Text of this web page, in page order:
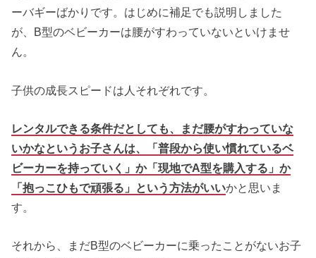
ーバギーばかりです。はじめに補足でも説明しました
が、B型のベビーカーは腰がすわっていないといけませ
ん。
子供の成長スピードは人それぞれです。
レンタルできる条件だとしても、まだ腰がすわっていな
いかなというお子さんは、「普段から使い慣れているベ
ビーカーを持っていく」か「現地でA型を購入する」か
「抱っこひもで頑張る」という方法がいいかと思いま
す。
それから、まだB型のベビーカーに乗ったことがないお子